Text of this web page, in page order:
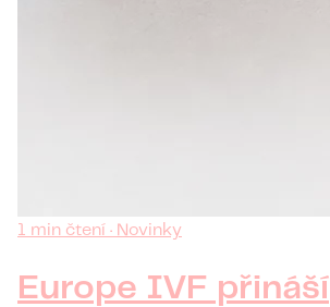
1 min čtení · Novinky
Europe IVF přináší